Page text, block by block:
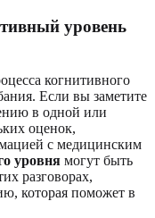
уровень
когнитивного
Если вы заметите
в одной или
оценок,
с медицинским
уровня могут быть
разговорах,
которая поможет в